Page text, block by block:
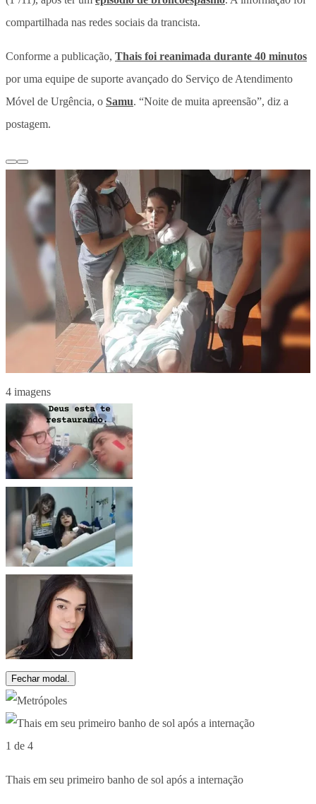
compartilhada nas redes sociais da trancista.
Conforme a publicação, Thais foi reanimada durante 40 minutos
por uma equipe de suporte avançado do Serviço de Atendimento
Móvel de Urgência, o Samu. “Noite de muita apreensão”, diz a
postagem.
4 imagens
Fechar modal.
1 de 4
Thais em seu primeiro banho de sol após a internação